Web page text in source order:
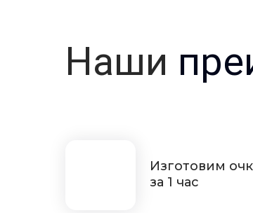
Наши
Изготовим
за 1 час